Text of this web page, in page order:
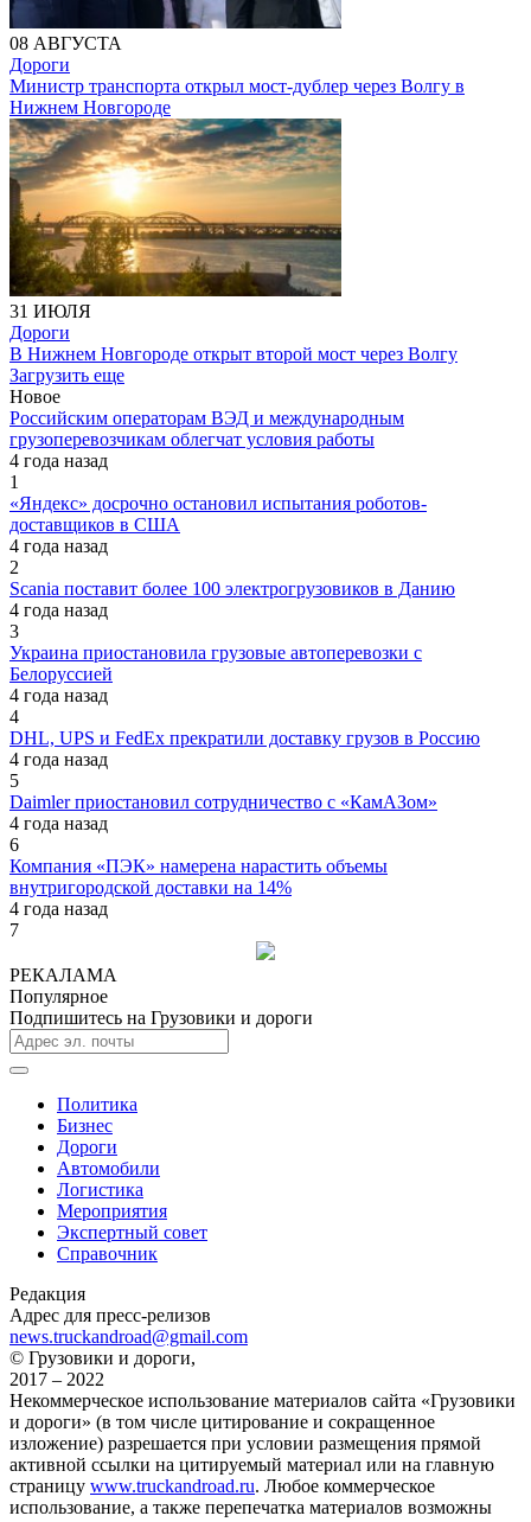
08 АВГУСТА
Дороги
Министр транспорта открыл мост-дублер через Волгу в
Нижнем Новгороде
31 ИЮЛЯ
Дороги
В Нижнем Новгороде открыт второй мост через Волгу
Загрузить еще
Новое
Российским операторам ВЭД и международным
грузоперевозчикам облегчат условия работы
4 года назад
1
«Яндекс» досрочно остановил испытания роботов-
доставщиков в США
4 года назад
2
Scania поставит более 100 электрогрузовиков в Данию
4 года назад
3
Украина приостановила грузовые автоперевозки с
Белоруссией
4 года назад
4
DHL, UPS и FedEx прекратили доставку грузов в Россию
4 года назад
5
Daimler приостановил сотрудничество с «КамАЗом»
4 года назад
6
Компания «ПЭК» намерена нарастить объемы
внутригородской доставки на 14%
4 года назад
7
РЕКАЛАМА
Популярное
Подпишитесь на Грузовики и дороги
Политика
Бизнес
Дороги
Автомобили
Логистика
Мероприятия
Экспертный совет
Справочник
Редакция
Адрес для пресс-релизов
news.truckandroad@gmail.com
© Грузовики и дороги,
2017 – 2022
Некоммерческое использование материалов сайта «Грузовики
и дороги» (в том числе цитирование и сокращенное
изложение) разрешается при условии размещения прямой
активной ссылки на цитируемый материал или на главную
страницу www.truckandroad.ru. Любое коммерческое
использование, а также перепечатка материалов возможны